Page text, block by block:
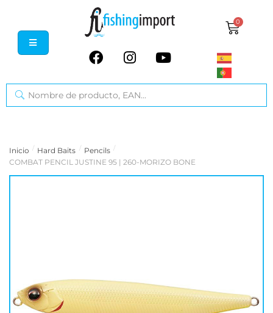
0
Inicio / Hard Baits / Pencils /
COMBAT PENCIL JUSTINE 95 | 260-MORIZO BONE